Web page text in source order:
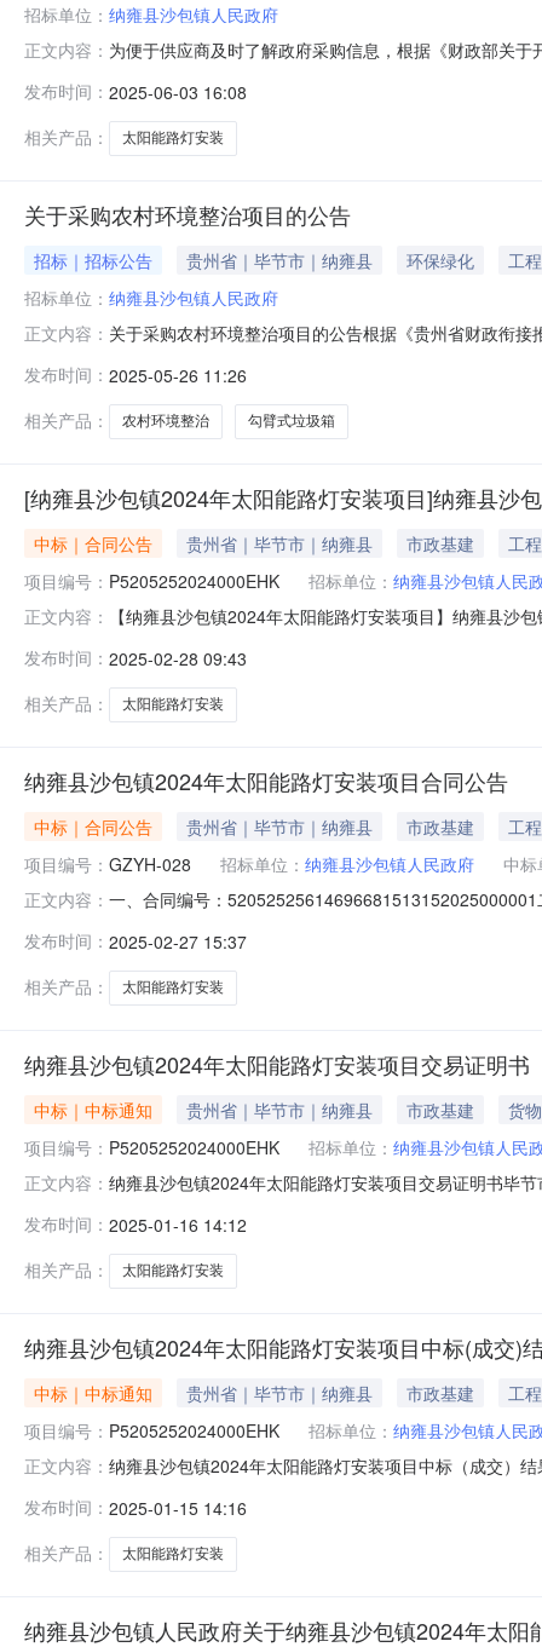
招标单位： 纳雍县沙包镇人民政府
正文内容： 为便于供应商及时了解政府采购信息，根据《财政部关
量：安装路灯400盏采购需求功能或目标：沿沙包镇双山
杆、太阳能板、LED灯、控制设
发布时间： 2025-06-03 16:08
相关产品：
太阳能路灯安装
关于采购农村环境整治项目的公告
招标｜招标公告 贵州省｜毕节市｜纳雍县 环保绿化
工程
招标单位： 纳雍县沙包镇人民政府
正文内容： 关于采购农村环境整治项目的公告根据《贵州省财政衔
元；（三）资金来源：纳雍县2025年省级第一批财政衔
2.5m3；
发布时间： 2025-05-26 11:26
相关产品：
农村环境整治 勾臂式垃圾箱
[纳雍县沙包镇2024年太阳能路灯安装项目]纳雍县沙
中标｜合同公告 贵州省｜毕节市｜纳雍县 市政基建
工程
项目编号： P5205252024000EHK 招标单位： 纳雍县沙包镇人民
正文内容：
【纳雍县沙包镇2024年太阳能路灯安装项目】纳雍县沙
苏品胜照明集团有限公司文件预览：【纳雍县沙包镇
发布时间： 2025-02-28 09:43
相关产品：
太阳能路灯安装
纳雍县沙包镇2024年太阳能路灯安装项目合同公告
中标｜合同公告 贵州省｜毕节市｜纳雍县 市政基建
工程
项目编号： GZYH-028 招标单位： 纳雍县沙包镇人民政府
中标
正文内容： 一、合同编号：
限公司地址：高邮市菱塘工业集中区联系方式：
发布时间： 2025-02-27 15:37
相关产品：
太阳能路灯安装
纳雍县沙包镇2024年太阳能路灯安装项目交易证明书
中标｜中标通知 贵州省｜毕节市｜纳雍县 市政基建
货物
项目编号： P5205252024000EHK 招标单位： 纳雍县沙包镇人民
正文内容： 纳雍县沙包镇2024年太阳能路灯安装项目交易证明书毕
P5205252024000EHK招标人（采购人、出让人、转让
12月3
发布时间： 2025-01-16 14:12
相关产品：
太阳能路灯安装
纳雍县沙包镇2024年太阳能路灯安装项目中标(成交)
中标｜中标通知 贵州省｜毕节市｜纳雍县 市政基建
工程
项目编号： P5205252024000EHK 招标单位： 纳雍县沙包镇人民
正文内容： 纳雍县沙包镇2024年太阳能路灯安装项目中标（成交）
名称品牌数量单价（元）规格型号1纳雍县沙包镇2024
五、评
发布时间： 2025-01-15 14:16
相关产品：
太阳能路灯安装
纳雍县沙包镇人民政府关于纳雍县沙包镇2024年太